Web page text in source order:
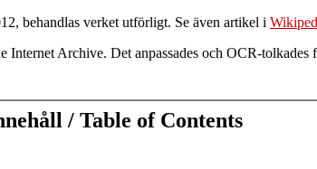
behandlas verket utförligt. Se även artikel i
Archive. Det anpassades och OCR-
/ Table of Contents